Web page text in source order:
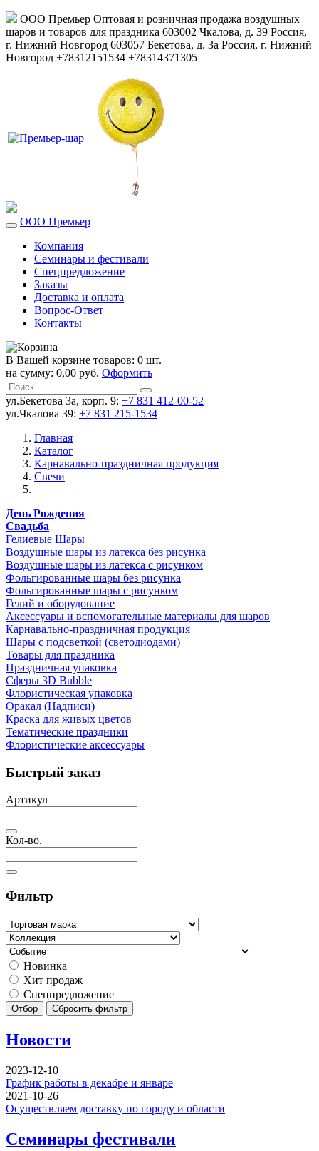
ООО Премьер Оптовая и розничная продажа воздушных
шаров и товаров для праздника 603002 Чкалова, д. 39 Россия,
г. Нижний Новгород 603057 Бекетова, д. 3а Россия, г. Нижний
Новгород +78312151534 +78314371305
ООО Премьер
Компания
Семинары и фестивали
Спецпредложение
Заказы
Доставка и оплата
Вопрос-Ответ
Контакты
В Вашей корзине товаров: 0 шт.
на сумму: 0,00 руб. Оформить
ул.Бекетова 3а, корп. 9: +7 831 412-00-52
ул.Чкалова 39: +7 831 215-1534
Главная
Каталог
Карнавально-праздничная продукция
Свечи
День Рождения
Свадьба
Гелиевые Шары
Воздушные шары из латекса без рисунка
Воздушные шары из латекса с рисунком
Фольгированные шары без рисунка
Фольгированные шары с рисунком
Гелий и оборудование
Аксессуары и вспомогательные материалы для шаров
Карнавально-праздничная продукция
Шары с подсветкой (светодиодами)
Товары для праздника
Праздничная упаковка
Сферы 3D Bubble
Флористическая упаковка
Оракал (Надписи)
Краска для живых цветов
Тематические праздники
Флористические аксессуары
Быстрый заказ
Артикул
Кол-во.
Фильтр
Новинка
Хит продаж
Спецпредложение
Отбор Сбросить фильтр
Новости
2023-12-10
График работы в декабре и январе
2021-10-26
Осуществляем доставку по городу и области
Семинары фестивали